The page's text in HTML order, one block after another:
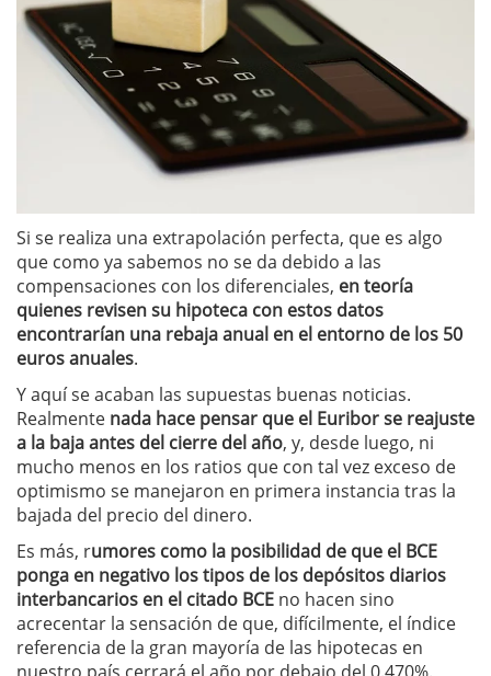
Si se realiza una extrapolación perfecta, que es algo
que como ya sabemos no se da debido a las
compensaciones con los diferenciales, en teoría
quienes revisen su hipoteca con estos datos
encontrarían una rebaja anual en el entorno de los 50
euros anuales.
Y aquí se acaban las supuestas buenas noticias.
Realmente nada hace pensar que el Euribor se reajuste
a la baja antes del cierre del año, y, desde luego, ni
mucho menos en los ratios que con tal vez exceso de
optimismo se manejaron en primera instancia tras la
bajada del precio del dinero.
Es más, rumores como la posibilidad de que el BCE
ponga en negativo los tipos de los depósitos diarios
interbancarios en el citado BCE no hacen sino
acrecentar la sensación de que, difícilmente, el índice
referencia de la gran mayoría de las hipotecas en